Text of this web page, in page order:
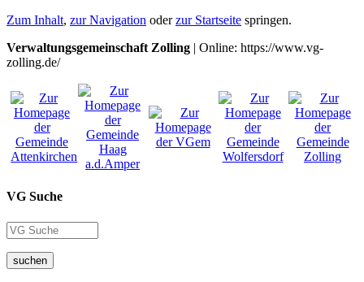
Zum Inhalt, zur Navigation oderzur Startseite springen.
Verwaltungsgemeinschaft Zolling | Online: https://www.vg-
zolling.de/
VG Suche
suchen